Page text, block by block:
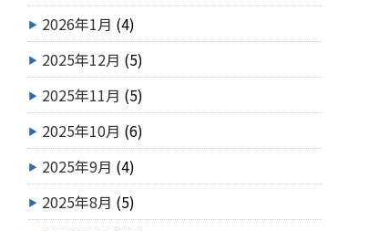
2026年1月 (4)
2025年12月 (5)
2025年11月 (5)
2025年10月 (6)
2025年9月 (4)
2025年8月 (5)